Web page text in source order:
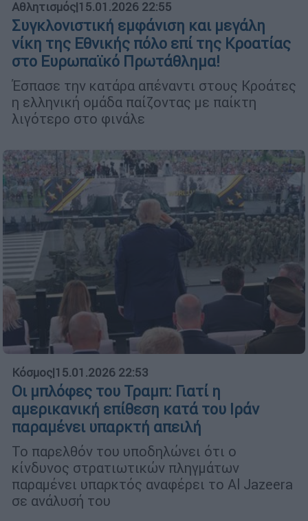
Αθλητισμός|15.01.2026 22:55
Συγκλονιστική εμφάνιση και μεγάλη
νίκη της Εθνικής πόλο επί της Κροατίας
στο Ευρωπαϊκό Πρωτάθλημα!
Έσπασε την κατάρα απέναντι στους Κροάτες
η ελληνική ομάδα παίζοντας με παίκτη
λιγότερο στο φινάλε
Κόσμος|15.01.2026 22:53
Οι μπλόφες του Τραμπ: Γιατί η
αμερικανική επίθεση κατά του Ιράν
παραμένει υπαρκτή απειλή
Το παρελθόν του υποδηλώνει ότι ο
κίνδυνος στρατιωτικών πληγμάτων
παραμένει υπαρκτός αναφέρει το Al Jazeera
σε ανάλυσή του